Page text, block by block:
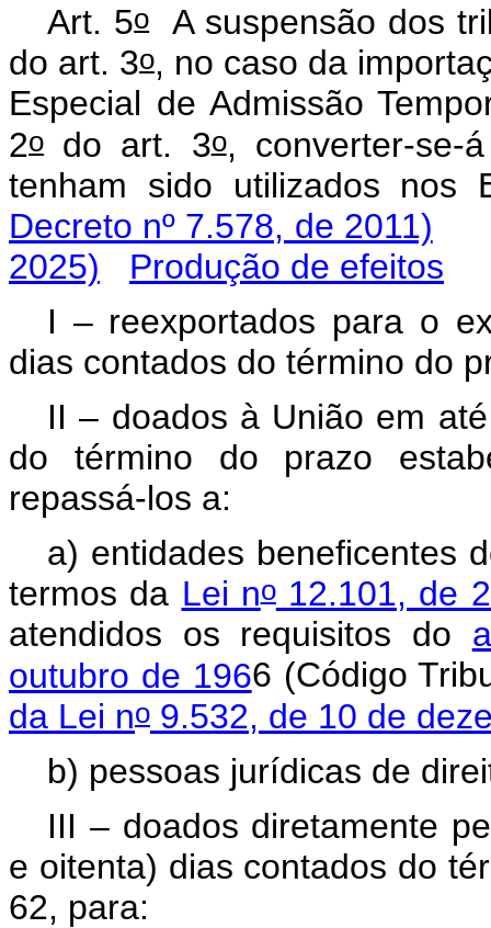
Art. 5oA suspensão dos
do art. 3o, no caso da
Especial de Admissão
2o do art. 3o, converter-se-
tenham sido utilizados
Decreto nº 7.578, de 2011)
2025)
Produção de efeitos
I – reexportados para o
dias contados do término do
II – doados à União em
do término do prazo
repassá-los a:
a) entidades beneficentes
termos da Lei no12.101, de
atendidos os requisitos do
outubro de 1966 (Código
da Lei no 9.532, de 10 de
b) pessoas jurídicas de
III – doados diretamente
e oitenta) dias contados do
62, para: